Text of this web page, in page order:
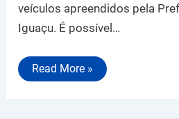
veículos apreendidos pela
Iguaçu. É possível…
Read More »